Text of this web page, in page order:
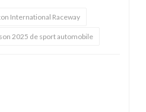
International Raceway
2025 de sport automobile